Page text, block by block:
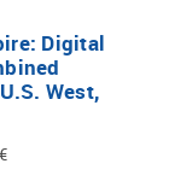
Digital
West,